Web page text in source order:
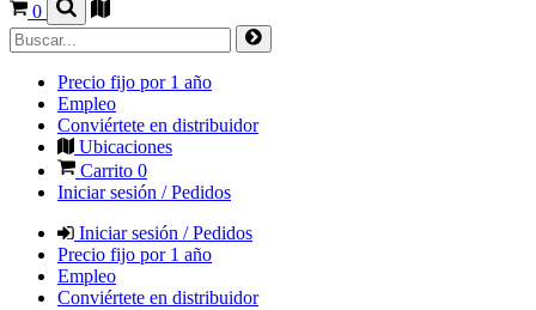
0
Precio fijo por 1 año
Empleo
Conviértete en distribuidor
Ubicaciones
Carrito 0
Iniciar sesión / Pedidos
Iniciar sesión / Pedidos
Precio fijo por 1 año
Empleo
Conviértete en distribuidor